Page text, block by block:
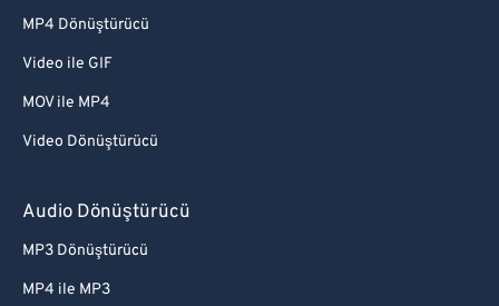
MP4 Dönüştürücü
Video ile GIF
MOV ile MP4
Video Dönüştürücü
Audio Dönüştürücü
MP3 Dönüştürücü
MP4 ile MP3